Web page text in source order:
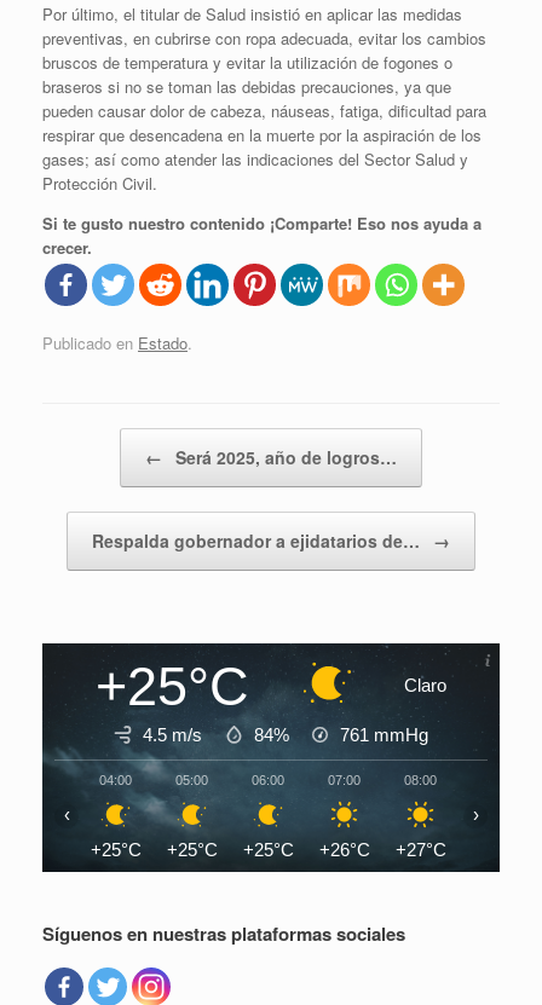
Por último, el titular de Salud insistió en aplicar las medidas
preventivas, en cubrirse con ropa adecuada, evitar los cambios
bruscos de temperatura y evitar la utilización de fogones o
braseros si no se toman las debidas precauciones, ya que
pueden causar dolor de cabeza, náuseas, fatiga, dificultad para
respirar que desencadena en la muerte por la aspiración de los
gases; así como atender las indicaciones del Sector Salud y
Protección Civil.
Si te gusto nuestro contenido ¡Comparte! Eso nos ayuda a
crecer.
Publicado en Estado.
← Será 2025, año de logros…
Respalda gobernador a ejidatarios de… →
+25°C Claro
4.5 m/s 84% 761 mmHg
04:00
+25°C
05:00
+25°C
06:00
+25°C
07:00
+26°C
08:00
+27°C
‹ ›
Síguenos en nuestras plataformas sociales